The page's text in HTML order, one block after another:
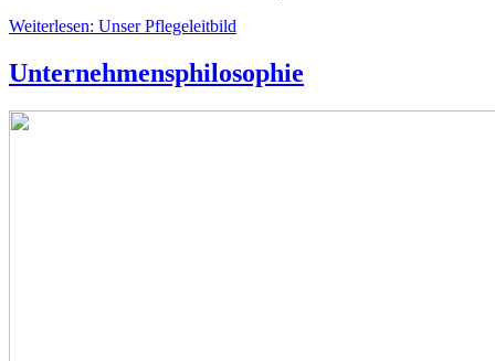
Weiterlesen: Unser Pflegeleitbild
Unternehmensphilosophie